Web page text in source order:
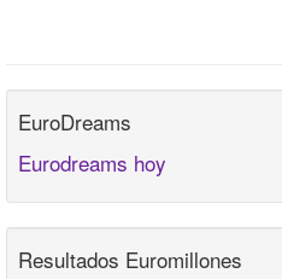
EuroDreams
Eurodreams hoy
Resultados Euromillones